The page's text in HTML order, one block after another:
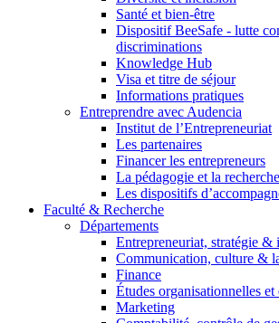
Santé et bien-être
Dispositif BeeSafe - lutte
discriminations
Knowledge Hub
Visa et titre de séjour
Informations pratiques
Entreprendre avec Audencia
Institut de l’Entrepreneuriat
Les partenaires
Financer les entrepreneurs
La pédagogie et la recherche
Les dispositifs
Faculté & Recherche
Départements
Entrepreneuriat, stratégie &
Communication, culture &
Finance
Études organisationnelles et
Marketing